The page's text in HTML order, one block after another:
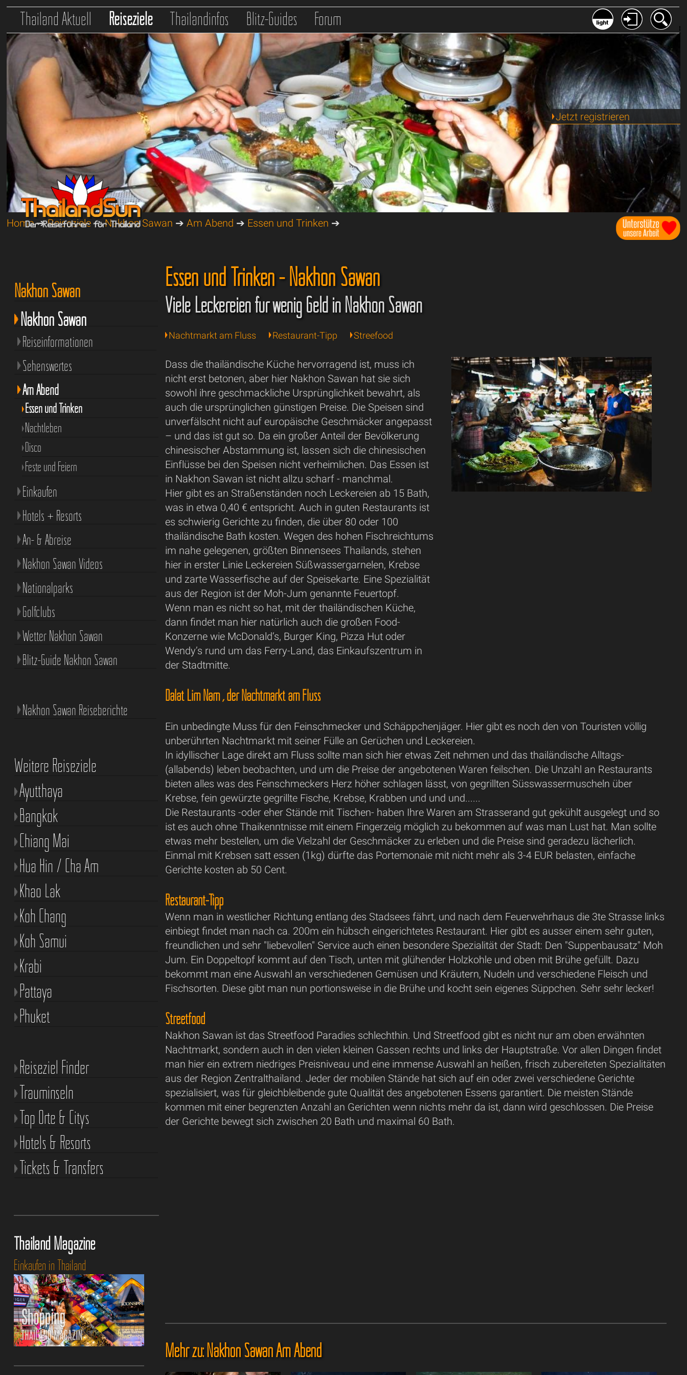
Thailand Aktuell Reiseziele Thailandinfos Blitz-Guides Forum
Jetzt registrieren
Home➔Reiseziele➔Nakhon Sawan ➔Am Abend ➔ Essen und Trinken ➔
Essen und Trinken - Nakhon Sawan
Viele Leckereien für wenig Geld in Nakhon Sawan
Nachtmarkt am Fluss Restaurant-Tipp Streefood
Dass die thailändische Küche hervorragend ist, muss ich
nicht erst betonen, aber hier Nakhon Sawan hat sie sich
sowohl ihre geschmackliche Ursprünglichkeit bewahrt, als
auch die ursprünglichen günstigen Preise. Die Speisen sind
unverfälscht nicht auf europäische Geschmäcker angepasst
– und das ist gut so. Da ein großer Anteil der Bevölkerung
chinesischer Abstammung ist, lassen sich die chinesischen
Einflüsse bei den Speisen nicht verheimlichen. Das Essen ist
in Nakhon Sawan ist nicht allzu scharf - manchmal.
Hier gibt es an Straßenständen noch Leckereien ab 15 Bath,
was in etwa 0,40 € entspricht. Auch in guten Restaurants ist
es schwierig Gerichte zu finden, die über 80 oder 100
thailändische Bath kosten. Wegen des hohen Fischreichtums
im nahe gelegenen, größten Binnensees Thailands, stehen
hier in erster Linie Leckereien Süßwassergarnelen, Krebse
und zarte Wasserfische auf der Speisekarte. Eine Spezialität
aus der Region ist der Moh-Jum genannte Feuertopf.
Wenn man es nicht so hat, mit der thailändischen Küche,
dann findet man hier natürlich auch die großen Food-
Konzerne wie McDonald‘s, Burger King, Pizza Hut oder
Wendy’s rund um das Ferry-Land, das Einkaufszentrum in
der Stadtmitte.
Dalat Lim Nam , der Nachtmarkt am Fluss
Ein unbedingte Muss für den Feinschmecker und Schäppchenjäger. Hier gibt es noch den von Touristen völlig
unberührten Nachtmarkt mit seiner Fülle an Gerüchen und Leckereien.
In idyllischer Lage direkt am Fluss sollte man sich hier etwas Zeit nehmen und das thailändische Alltags-
(allabends) leben beobachten, und um die Preise der angebotenen Waren feilschen. Die Unzahl an Restaurants
bieten alles was des Feinschmeckers Herz höher schlagen lässt, von gegrillten Süsswassermuscheln über
Krebse, fein gewürzte gegrillte Fische, Krebse, Krabben und und und......
Die Restaurants -oder eher Stände mit Tischen- haben Ihre Waren am Strasserand gut gekühlt ausgelegt und so
ist es auch ohne Thaikenntnisse mit einem Fingerzeig möglich zu bekommen auf was man Lust hat. Man sollte
etwas mehr bestellen, um die Vielzahl der Geschmäcker zu erleben und die Preise sind geradezu lächerlich.
Einmal mit Krebsen satt essen (1kg) dürfte das Portemonaie mit nicht mehr als 3-4 EUR belasten, einfache
Gerichte kosten ab 50 Cent.
Restaurant-Tipp
Wenn man in westlicher Richtung entlang des Stadsees fährt, und nach dem Feuerwehrhaus die 3te Strasse links
einbiegt findet man nach ca. 200m ein hübsch eingerichtetes Restaurant. Hier gibt es ausser einem sehr guten,
freundlichen und sehr "liebevollen" Service auch einen besondere Spezialität der Stadt: Den "Suppenbausatz" Moh
Jum. Ein Doppeltopf kommt auf den Tisch, unten mit glühender Holzkohle und oben mit Brühe gefüllt. Dazu
bekommt man eine Auswahl an verschiedenen Gemüsen und Kräutern, Nudeln und verschiedene Fleisch und
Fischsorten. Diese gibt man nun portionsweise in die Brühe und kocht sein eigenes Süppchen. Sehr sehr lecker!
Streetfood
Nakhon Sawan ist das Streetfood Paradies schlechthin. Und Streetfood gibt es nicht nur am oben erwähnten
Nachtmarkt, sondern auch in den vielen kleinen Gassen rechts und links der Hauptstraße. Vor allen Dingen findet
man hier ein extrem niedriges Preisniveau und eine immense Auswahl an heißen, frisch zubereiteten Spezialitäten
aus der Region Zentralthailand. Jeder der mobilen Stände hat sich auf ein oder zwei verschiedene Gerichte
spezialisiert, was für gleichbleibende gute Qualität des angebotenen Essens garantiert. Die meisten Stände
kommen mit einer begrenzten Anzahl an Gerichten wenn nichts mehr da ist, dann wird geschlossen. Die Preise
der Gerichte bewegt sich zwischen 20 Bath und maximal 60 Bath.
Mehr zu: Nakhon Sawan Am Abend
Nakhon Sawan
Nakhon Sawan
Reiseinformationen
Sehenswertes
Am Abend
Essen und Trinken
Nachtleben
Disco
Feste und Feiern
Einkaufen
Hotels + Resorts
An- & Abreise
Nakhon Sawan Videos
Nationalparks
Golfclubs
Wetter Nakhon Sawan
Blitz-Guide Nakhon Sawan
Nakhon Sawan Reiseberichte
Weitere Reiseziele
Ayutthaya
Bangkok
Chiang Mai
Hua Hin / Cha Am
Khao Lak
Koh Chang
Koh Samui
Krabi
Pattaya
Phuket
Reiseziel Finder
Trauminseln
Top Orte & Citys
Hotels & Resorts
Tickets & Transfers
Thailand Magazine
Einkaufen in Thailand